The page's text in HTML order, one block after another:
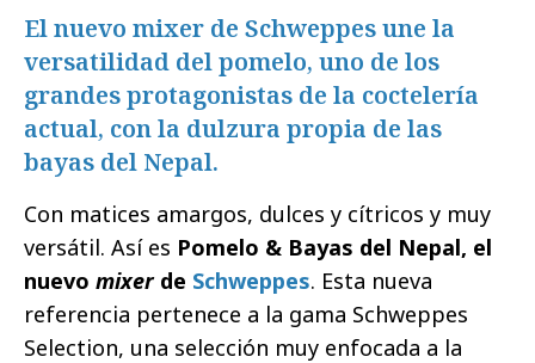
El nuevo mixer de Schweppes une la
versatilidad del pomelo, uno de los
grandes protagonistas de la coctelería
actual, con la dulzura propia de las
bayas del Nepal.
Con matices amargos, dulces y cítricos y muy
versátil. Así es Pomelo & Bayas del Nepal, el
nuevo mixerde Schweppes. Esta nueva
referencia pertenece a la gama Schweppes
Selection, una selección muy enfocada a la